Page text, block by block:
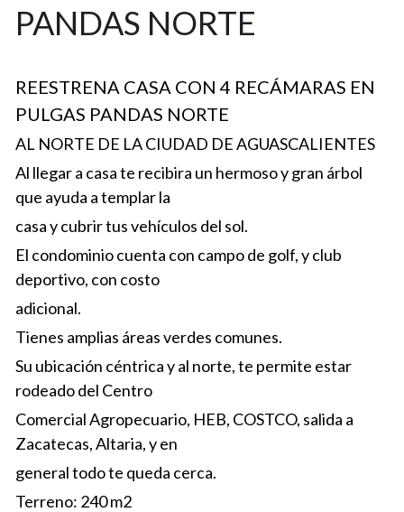
PANDAS NORTE
REESTRENA CASA CON 4 RECÁMARAS EN
PULGAS PANDAS NORTE
AL NORTE DE LA CIUDAD DE AGUASCALIENTES
Al llegar a casa te recibira un hermoso y gran árbol
que ayuda a templar la
casa y cubrir tus vehículos del sol.
El condominio cuenta con campo de golf, y club
deportivo, con costo
adicional.
Tienes amplias áreas verdes comunes.
Su ubicación céntrica y al norte, te permite estar
rodeado del Centro
Comercial Agropecuario, HEB, COSTCO, salida a
Zacatecas, Altaria, y en
general todo te queda cerca.
Terreno: 240 m2